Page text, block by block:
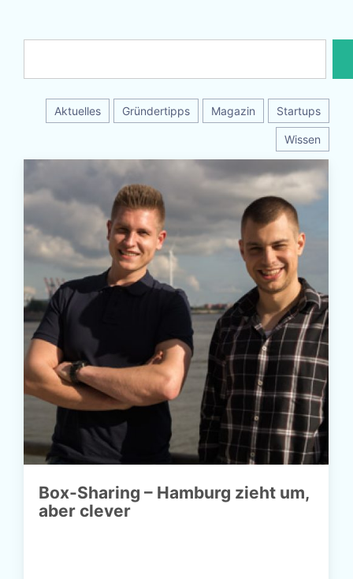
Aktuelles Gründertipps Magazin Startups
Wissen
Box-Sharing – Hamburg zieht um,
aber clever